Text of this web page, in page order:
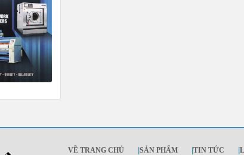
VỀ TRANG CHỦ |SẢN PHẨM |TIN TỨC |